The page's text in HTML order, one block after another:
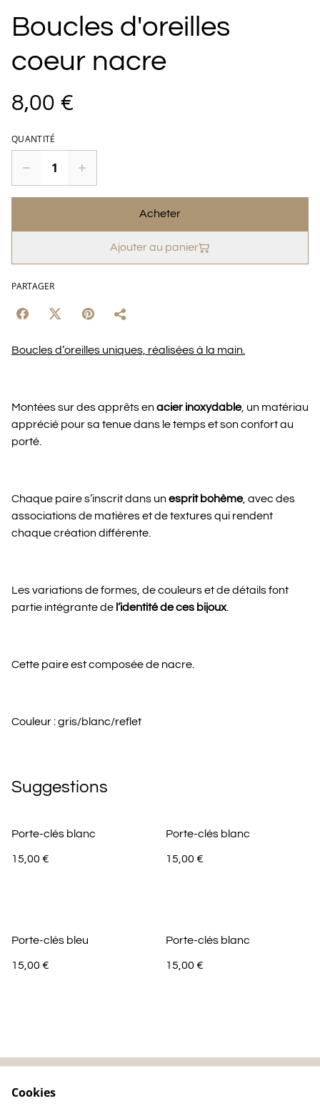
Boucles d'oreilles
coeur nacre
8,00 €
QUANTITÉ
Acheter
Ajouter au panier
PARTAGER
Boucles d’oreilles uniques, réalisées à la main.
Montées sur des apprêts enacier inoxydable, un matériau
apprécié pour sa tenue dans le temps et son confort au
porté.
Chaque paire s’inscrit dans unesprit bohème, avec des
associations de matières et de textures qui rendent
chaque création différente.
Les variations de formes, de couleurs et de détails font
partie intégrante de l’identité de ces bijoux.
Cette paire est composée de nacre.
Couleur : gris/blanc/reflet
Suggestions
Porte-clés blanc
15,00 €
Porte-clés blanc
15,00 €
Porte-clés bleu
15,00 €
Porte-clés blanc
15,00 €
Cookies